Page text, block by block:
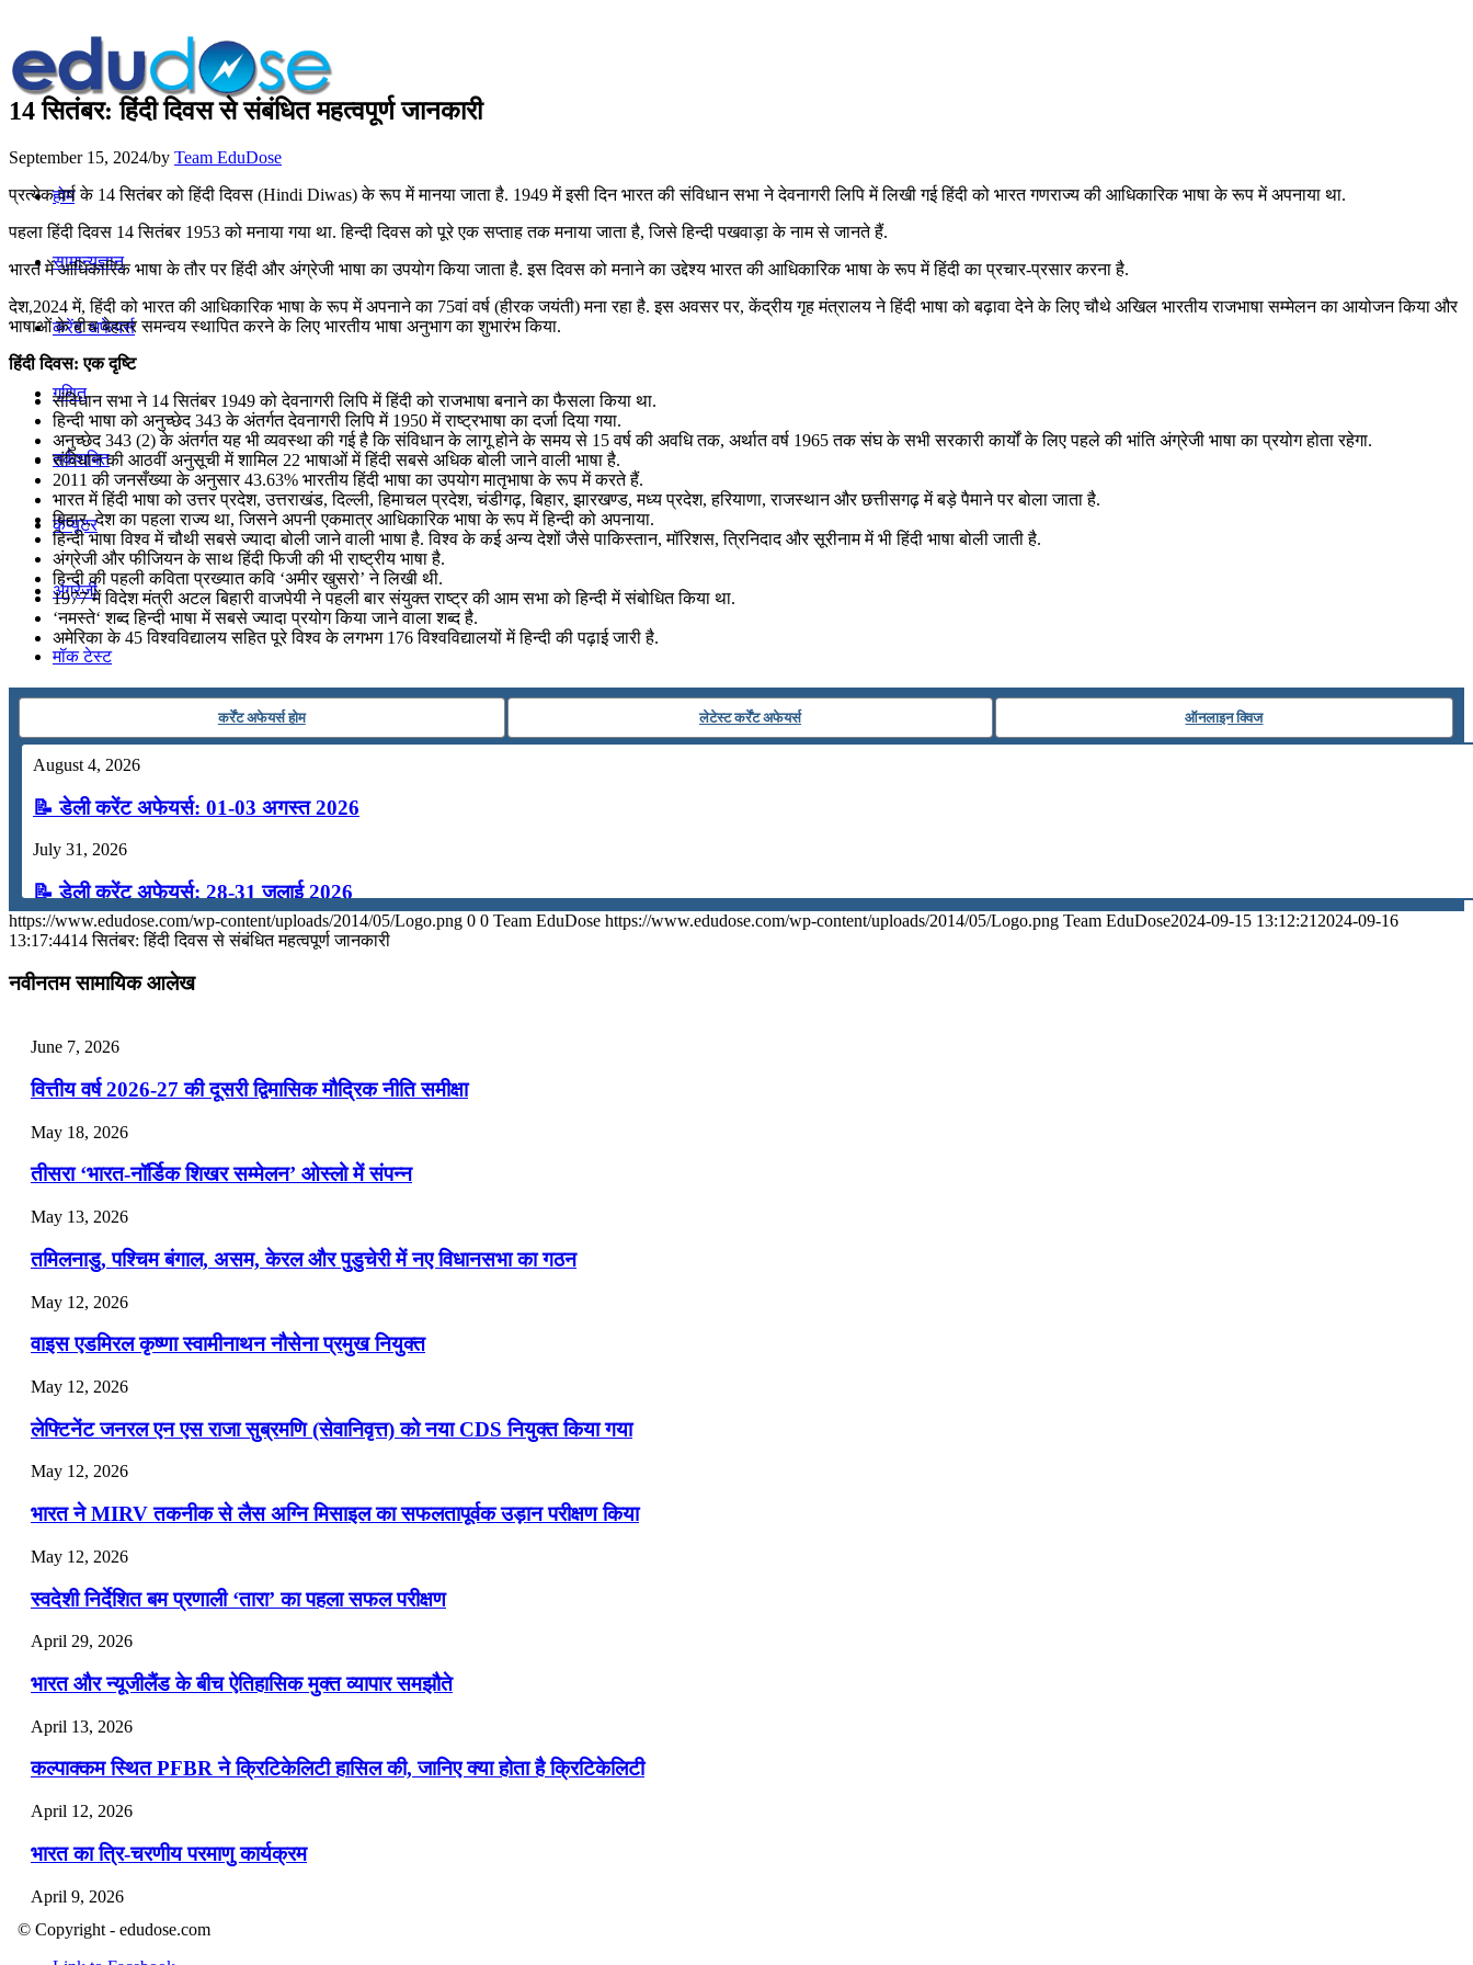
होम
सामान्यज्ञान
करेंट अफेयर्स
गणित
तर्कशक्ति
कंप्यूटर
अंग्रेजी
मॉक टेस्ट
14 सितंबर: हिंदी दिवस से संबंधित महत्वपूर्ण जानकारी
September 15, 2024/by Team EduDose
प्रत्येक वर्ष के 14 सितंबर को हिंदी दिवस (Hindi Diwas) के रूप में मानया जाता है. 1949 में इसी दिन भारत की संविधान सभा ने देवनागरी लिपि में लिखी गई हिंदी को भारत गणराज्य की आधिकारिक भाषा के रूप में अपनाया था.
पहला हिंदी दिवस 14 सितंबर 1953 को मनाया गया था. हिन्दी दिवस को पूरे एक सप्ताह तक मनाया जाता है, जिसे हिन्दी पखवाड़ा के नाम से जानते हैं.
भारत में आधिकारिक भाषा के तौर पर हिंदी और अंग्रेजी भाषा का उपयोग किया जाता है. इस दिवस को मनाने का उद्देश्य भारत की आधिकारिक भाषा के रूप में हिंदी का प्रचार-प्रसार करना है.
देश,2024 में, हिंदी को भारत की आधिकारिक भाषा के रूप में अपनाने का 75वां वर्ष (हीरक जयंती) मना रहा है. इस अवसर पर, केंद्रीय गृह मंत्रालय ने हिंदी भाषा को बढ़ावा देने के लिए चौथे अखिल भारतीय राजभाषा सम्मेलन का आयोजन किया और
भाषाओं के बीच बेहतर समन्वय स्थापित करने के लिए भारतीय भाषा अनुभाग का शुभारंभ किया.
हिंदी दिवस: एक दृष्टि
संविधान सभा ने 14 सितंबर 1949 को देवनागरी लिपि में हिंदी को राजभाषा बनाने का फैसला किया था.
हिन्दी भाषा को अनुच्छेद 343 के अंतर्गत देवनागरी लिपि में 1950 में राष्ट्रभाषा का दर्जा दिया गया.
अनुच्छेद 343 (2) के अंतर्गत यह भी व्यवस्था की गई है कि संविधान के लागू होने के समय से 15 वर्ष की अवधि तक, अर्थात वर्ष 1965 तक संघ के सभी सरकारी कार्यों के लिए पहले की भांति अंग्रेजी भाषा का प्रयोग होता रहेगा.
संविधान की आठवीं अनुसूची में शामिल 22 भाषाओं में हिंदी सबसे अधिक बोली जाने वाली भाषा है.
2011 की जनसँख्या के अनुसार 43.63% भारतीय हिंदी भाषा का उपयोग मातृभाषा के रूप में करते हैं.
भारत में हिंदी भाषा को उत्तर प्रदेश, उत्तराखंड, दिल्ली, हिमाचल प्रदेश, चंडीगढ़, बिहार, झारखण्ड, मध्य प्रदेश, हरियाणा, राजस्थान और छत्तीसगढ़ में बड़े पैमाने पर बोला जाता है.
बिहार, देश का पहला राज्य था, जिसने अपनी एकमात्र आधिकारिक भाषा के रूप में हिन्दी को अपनाया.
हिन्दी भाषा विश्व में चौथी सबसे ज्यादा बोली जाने वाली भाषा है. विश्व के कई अन्य देशों जैसे पाकिस्तान, मॉरिशस, त्रिनिदाद और सूरीनाम में भी हिंदी भाषा बोली जाती है.
अंग्रेजी और फीजियन के साथ हिंदी फिजी की भी राष्ट्रीय भाषा है.
हिन्दी की पहली कविता प्रख्यात कवि ‘अमीर खुसरो’ ने लिखी थी.
1977 में विदेश मंत्री अटल बिहारी वाजपेयी ने पहली बार संयुक्त राष्ट्र की आम सभा को हिन्दी में संबोधित किया था.
‘नमस्ते‘ शब्द हिन्दी भाषा में सबसे ज्यादा प्रयोग किया जाने वाला शब्द है.
अमेरिका के 45 विश्वविद्यालय सहित पूरे विश्व के लगभग 176 विश्वविद्यालयों में हिन्दी की पढ़ाई जारी है.
कर्रेंट अफेयर्स होम लेटेस्ट कर्रेंट अफेयर्स ऑनलाइन क्विज
August 4, 2026
📝 डेली करेंट अफेयर्स: 01-03 अगस्त 2026
July 31, 2026
📝 डेली करेंट अफेयर्स: 28-31 जुलाई 2026
July 28, 2026
📝 डेली करेंट अफेयर्स: 25-27 जुलाई 2026
📝 डेली करेंट अफेयर्स: 22-24 जुलाई 2026
July 22, 2026
📝 डेली करेंट अफेयर्स: 19-21 जुलाई 2026
July 19, 2026
📝 डेली करेंट अफेयर्स: 16-18 जुलाई 2026
July 16, 2026
📝 डेली करेंट अफेयर्स: 13-15 जुलाई 2026
https://www.edudose.com/wp-content/uploads/2014/05/Logo.png 0 0 Team EduDose https://www.edudose.com/wp-content/uploads/2014/05/Logo.png Team EduDose2024-09-15 13:12:21 2024-09-16
13:17:4414 सितंबर: हिंदी दिवस से संबंधित महत्वपूर्ण जानकारी
नवीनतम सामायिक आलेख
June 7, 2026
वित्तीय वर्ष 2026-27 की दूसरी द्विमासिक मौद्रिक नीति समीक्षा
May 18, 2026
तीसरा ‘भारत-नॉर्डिक शिखर सम्मेलन’ ओस्लो में संपन्न
May 13, 2026
तमिलनाडु, पश्चिम बंगाल, असम, केरल और पुडुचेरी में नए विधानसभा का गठन
May 12, 2026
वाइस एडमिरल कृष्णा स्वामीनाथन नौसेना प्रमुख नियुक्त
May 12, 2026
लेफ्टिनेंट जनरल एन एस राजा सुब्रमणि (सेवानिवृत्त) को नया CDS नियुक्त किया गया
May 12, 2026
भारत ने MIRV तकनीक से लैस अग्नि मिसाइल का सफलतापूर्वक उड़ान परीक्षण किया
May 12, 2026
स्वदेशी निर्देशित बम प्रणाली ‘तारा’ का पहला सफल परीक्षण
April 29, 2026
भारत और न्यूजीलैंड के बीच ऐतिहासिक मुक्त व्यापार समझौते
April 13, 2026
कल्पाक्कम स्थित PFBR ने क्रिटिकेलिटी हासिल की, जानिए क्या होता है क्रिटिकेलिटी
April 12, 2026
भारत का त्रि-चरणीय परमाणु कार्यक्रम
April 9, 2026
नासा का आर्टेमिस-2 मिशन: मनुष्य एक बार फिर से चंद्रमा के करीब पहुंचा
© Copyright - edudose.com